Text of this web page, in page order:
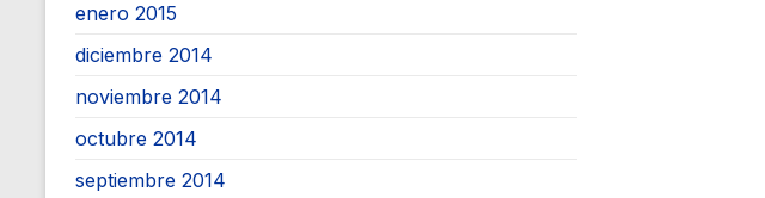
enero 2015
diciembre 2014
noviembre 2014
octubre 2014
septiembre 2014